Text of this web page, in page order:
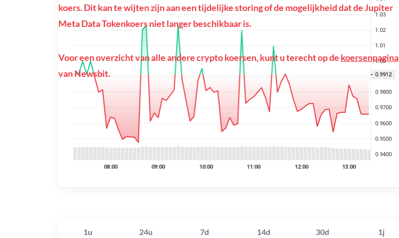
koers. Dit kan te wijten zijn aan een tijdelijke storing of de mogelijkheid dat de Jupiter
Meta Data Tokenkoers niet langer beschikbaar is.
Voor een overzicht van alle andere crypto koersen, kunt u terecht op de koersenpagina
van Newsbit.
1u 24u 7d 14d 30d 1j